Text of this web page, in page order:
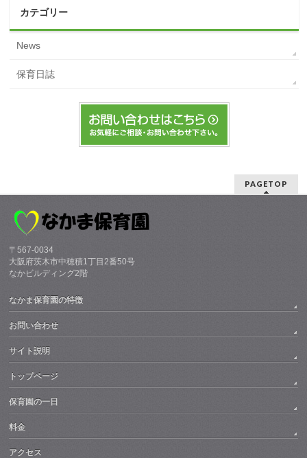
カテゴリー
News
保育日誌
PAGETOP
〒567-0034
大阪府茨木市中穂積1丁目2番50号
なかビルディング2階
なかま保育園の特徴
お問い合わせ
サイト説明
トップページ
保育園の一日
料金
アクセス